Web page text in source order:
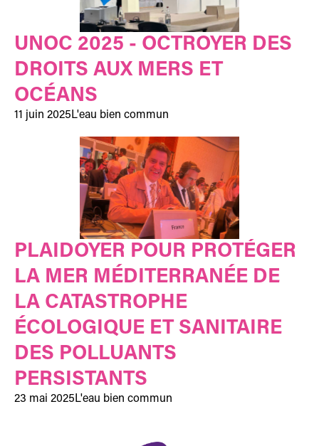
UNOC 2025 - OCTROYER DES
DROITS AUX MERS ET
OCÉANS
11 juin 2025 L'eau bien commun
PLAIDOYER POUR PROTÉGER
LA MER MÉDITERRANÉE DE
LA CATASTROPHE
ÉCOLOGIQUE ET SANITAIRE
DES POLLUANTS
PERSISTANTS
23 mai 2025 L'eau bien commun